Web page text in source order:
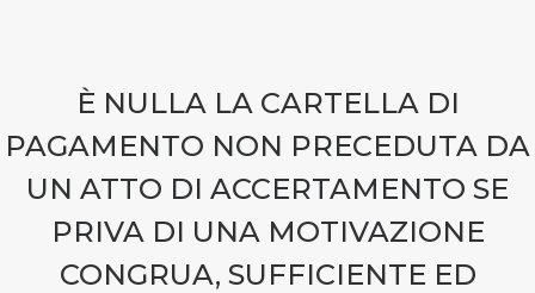
È NULLA LA CARTELLA DI
PAGAMENTO NON PRECEDUTA DA
UN ATTO DI ACCERTAMENTO SE
PRIVA DI UNA MOTIVAZIONE
CONGRUA, SUFFICIENTE ED